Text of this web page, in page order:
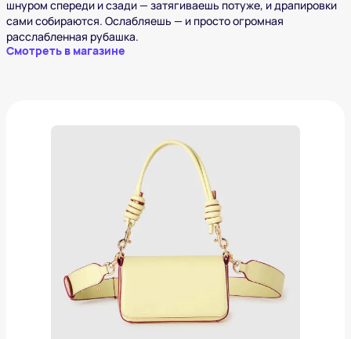
шнуром спереди и сзади — затягиваешь потуже, и драпировки
сами собираются. Ослабляешь — и просто огромная
расслабленная рубашка.
Смотреть в магазине
Сумка Benetton